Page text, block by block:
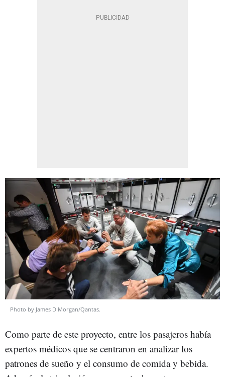
Photo by James D Morgan/Qantas.
Como parte de este proyecto, entre los pasajeros había
expertos médicos que se centraron en analizar los
patrones de sueño y el consumo de comida y bebida.